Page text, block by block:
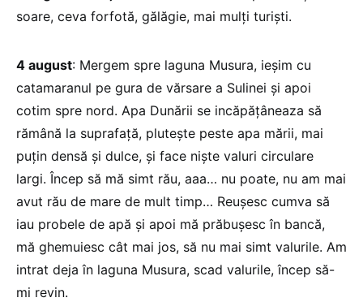
soare, ceva forfotă, gălăgie, mai mulţi turişti.
4 august: Mergem spre laguna Musura, ieşim cu
catamaranul pe gura de vărsare a Sulinei şi apoi
cotim spre nord. Apa Dunării se incăpăţâneaza să
rămână la suprafaţă, pluteşte peste apa mării, mai
puţin densă şi dulce, şi face nişte valuri circulare
largi. Încep să mă simt rău, aaa… nu poate, nu am mai
avut rău de mare de mult timp… Reuşesc cumva să
iau probele de apă şi apoi mă prăbuşesc în bancă,
mă ghemuiesc cât mai jos, să nu mai simt valurile. Am
intrat deja în laguna Musura, scad valurile, încep să-
mi revin.